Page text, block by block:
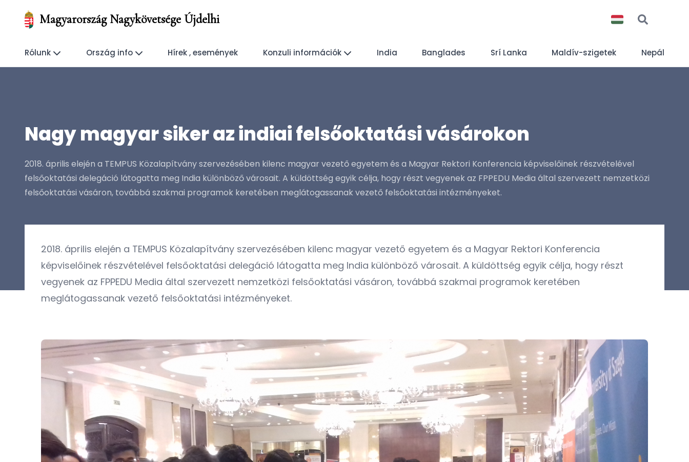
Magyarország Nagykövetsége Újdelhi
Rólunk Ország info Hírek , események Konzuli információk India Banglades Srí Lanka Maldív-szigetek Nepál
Nagy magyar siker az indiai felsőoktatási vásárokon
2018. április elején a TEMPUS Közalapítvány szervezésében kilenc magyar vezető egyetem és a Magyar Rektori Konferencia képviselőinek részvételével
felsőoktatási delegáció látogatta meg India különböző városait. A küldöttség egyik célja, hogy részt vegyenek az FPPEDU Media által szervezett nemzetközi
felsőoktatási vásáron, továbbá szakmai programok keretében meglátogassanak vezető felsőoktatási intézményeket.
2018. április elején a TEMPUS Közalapítvány szervezésében kilenc magyar vezető egyetem és a Magyar Rektori Konferencia
képviselőinek részvételével felsőoktatási delegáció látogatta meg India különböző városait. A küldöttség egyik célja, hogy részt
vegyenek az FPPEDU Media által szervezett nemzetközi felsőoktatási vásáron, továbbá szakmai programok keretében
meglátogassanak vezető felsőoktatási intézményeket.